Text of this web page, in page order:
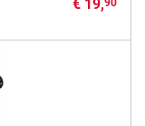
€ 19,90